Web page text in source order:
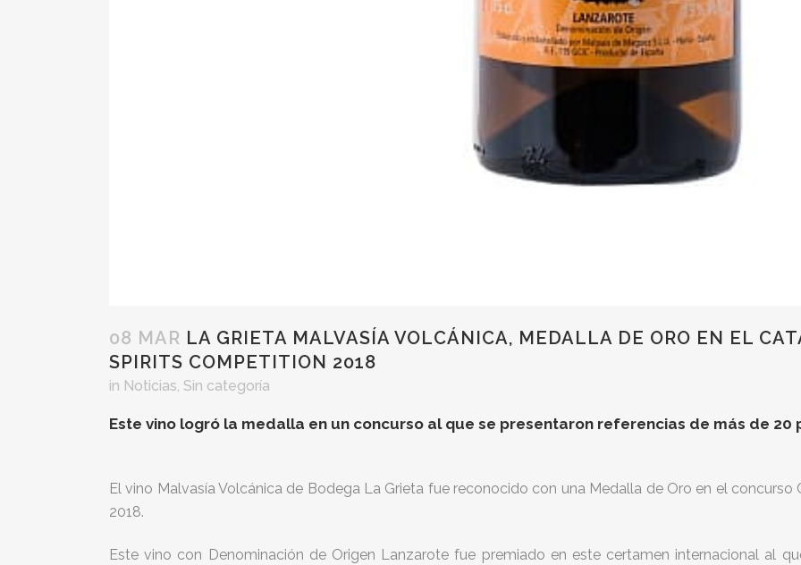
08 MAR LA GRIETA MALVASÍA VOLCÁNICA, MEDALLA DE ORO EN EL
SPIRITS COMPETITION 2018
in Noticias, Sin categoría
Este vino logró la medalla en un concurso al que se presentaron referencias de más de 20
El vino Malvasía Volcánica de Bodega La Grieta fue reconocido con una Medalla de Oro en el
2018.
Este vino con Denominación de Origen Lanzarote fue premiado en este certamen internacional al